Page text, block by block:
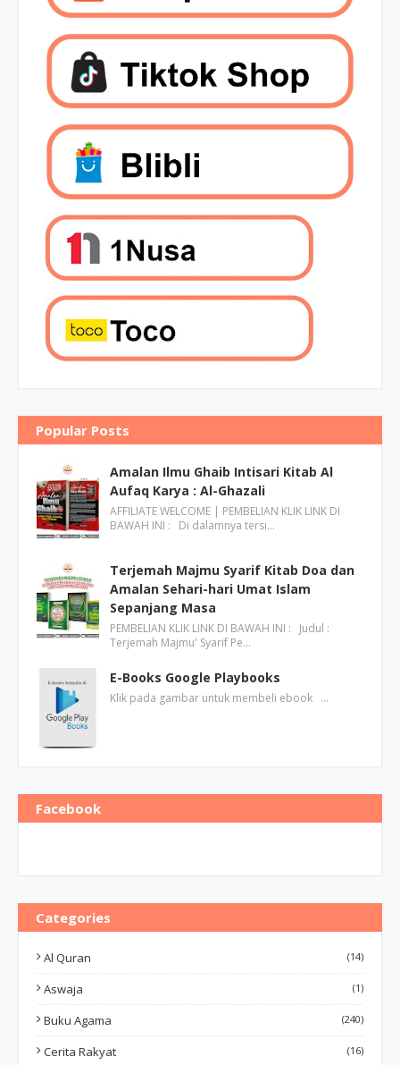
Popular Posts
Amalan Ilmu Ghaib Intisari Kitab Al
Aufaq Karya : Al-Ghazali
AFFILIATE WELCOME | PEMBELIAN KLIK LINK DI
BAWAH INI : Di dalamnya tersi…
Terjemah Majmu Syarif Kitab Doa dan
Amalan Sehari-hari Umat Islam
Sepanjang Masa
PEMBELIAN KLIK LINK DI BAWAH INI : Judul :
Terjemah Majmu' Syarif Pe…
E-Books Google Playbooks
Klik pada gambar untuk membeli ebook …
Facebook
Categories
Al Quran (14)
Aswaja (1)
Buku Agama (240)
Cerita Rakyat (16)